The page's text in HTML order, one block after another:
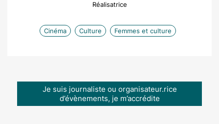
Réalisatrice
Cinéma Culture Femmes et culture
Je suis journaliste ou organisateur.rice
d’évènements, je m’accrédite